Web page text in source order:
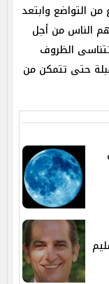
التواضع وابتعد
الناس من أجل
الظروف
حتى تتمكن من